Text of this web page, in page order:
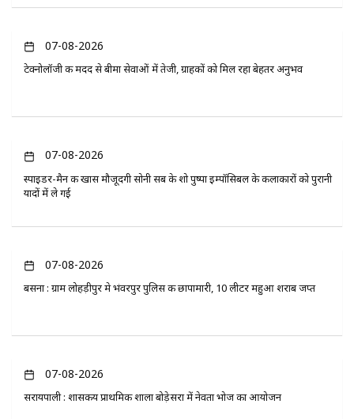
07-08-2026
टेक्नोलॉजी की मदद से बीमा सेवाओं में तेजी, ग्राहकों को मिल रहा बेहतर अनुभव
07-08-2026
स्पाइडर-मैन की खास मौजूदगी सोनी सब के शो पुष्पा इम्पॉसिबल के कलाकारों को पुरानी
यादों में ले गई
07-08-2026
बसना : ग्राम लोहड़ीपुर मे भंवरपुर पुलिस की छापामारी, 10 लीटर महुआ शराब जप्त
07-08-2026
सरायपाली : शासकीय प्राथमिक शाला बोड़ेसरा में नेवता भोज का आयोजन